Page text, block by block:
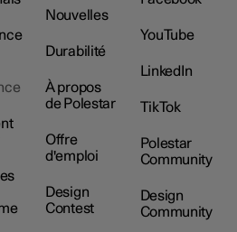
Nouvelles
Durabilité
À propos
de Polestar
Offre
d'emploi
Design
Contest
YouTube
LinkedIn
TikTok
Polestar
Community
Design
Community